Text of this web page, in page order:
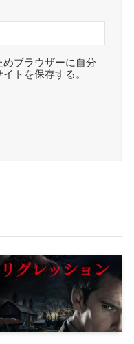
ブラウザーに自分
トを保存する。